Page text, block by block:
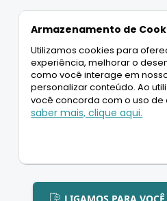
Casas
Apartamentos
Coberturas
LIGAMOS PARA VOCÊ
Armazenamento de
Utilizamos cookies para
experiência, melhorar o
como você interage em
personalizar conteúdo. Ao
você concorda com o uso
saber mais, clique aqui.